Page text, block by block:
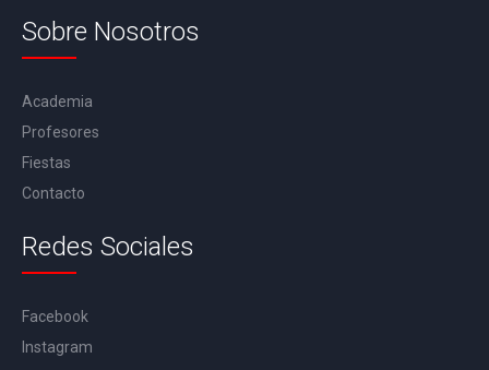
Sobre Nosotros
Academia
Profesores
Fiestas
Contacto
Redes Sociales
Facebook
Instagram